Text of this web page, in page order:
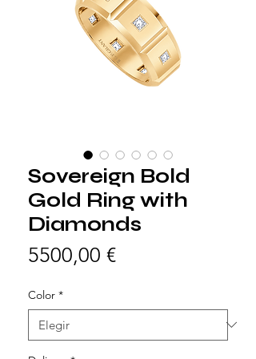
Sovereign Bold
Gold Ring with
Diamonds
5500,00 €Precio
Color *